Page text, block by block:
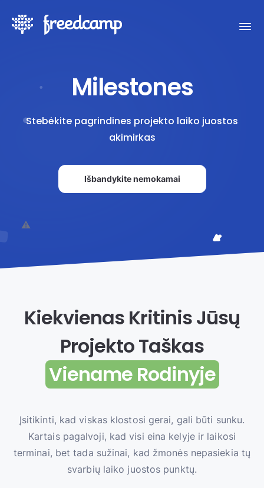
Milestones
Stebėkite pagrindines projekto laiko juostos
akimirkas
Išbandykite nemokamai
Kiekvienas Kritinis Jūsų
Projekto Taškas
Viename Rodinyje
Įsitikinti, kad viskas klostosi gerai, gali būti sunku.
Kartais pagalvoji, kad visi eina kelyje ir laikosi
terminai, bet tada sužinai, kad žmonės nepasiekia tų
svarbių laiko juostos punktų.